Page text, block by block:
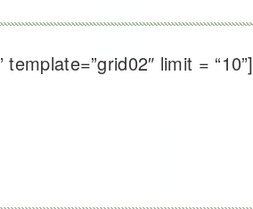
limit = “10”]